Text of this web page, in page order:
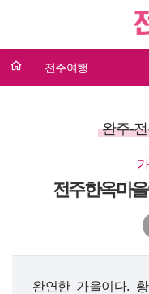
전주여행
완주-
전주한옥마
완연한 가을이다.